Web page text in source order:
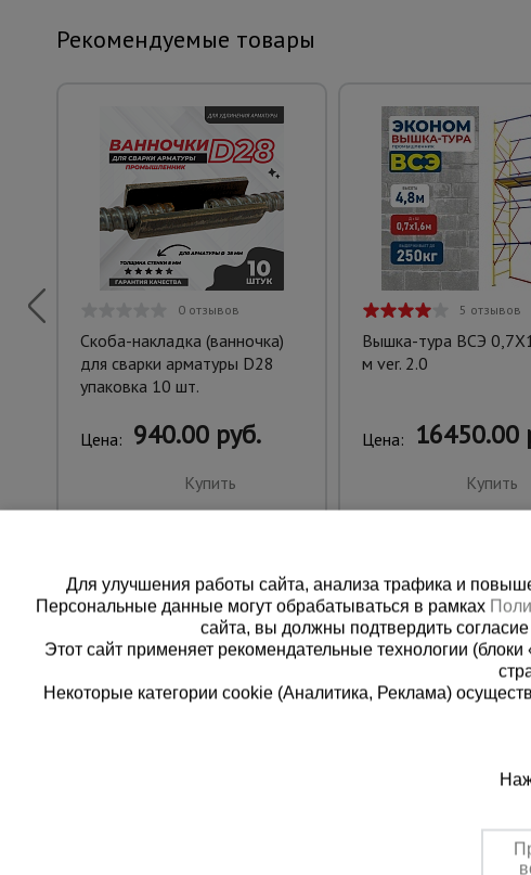
Рекомендуемые товары
0 отзывов
Скоба-накладка (ванночка)
для сварки арматуры D28
упаковка 10 шт.
Цена: 940.00 руб.
Купить
5 отзывов
Вышка-тура ВСЭ
м ver. 2.0
Цена: 16450.00
Купить
8
Для улучшения работы сайта, анализа трафика и
Персональные данные могут обрабатываться в рамках
сайта, вы должны подтвердить
Этот сайт применяет рекомендательные технологии
Некоторые категории cookie (Аналитика, Реклама)